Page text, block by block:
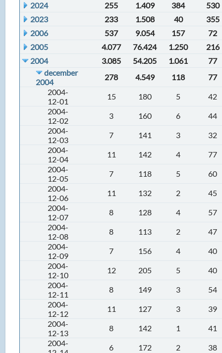
2024
255 1.409 384
530
2023
233 1.508 40
355
2006
537 9.054 157
72
2005
4.077 76.424 1.250
216
2004
3.085 54.205 1.061
77
december
2004
278 4.549 118
77
2004-
12-01
15 180 5
42
2004-
12-02
3 160 6
44
2004-
12-03
7 141 3
32
2004-
12-04
11 142 4
77
2004-
12-05
7 118 5
60
2004-
12-06
11 132 2
45
2004-
12-07
8 128 4
57
2004-
12-08
8 113 2
47
2004-
12-09
7 156 4
40
2004-
12-10
12 205 5
40
2004-
12-11
8 149 3
54
2004-
12-12
11 127 3
39
2004-
12-13
8 142 1
41
2004-
6 172 2 38